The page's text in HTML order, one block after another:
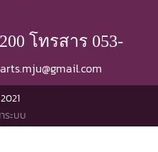
โทรสาร 053-
ะบบ